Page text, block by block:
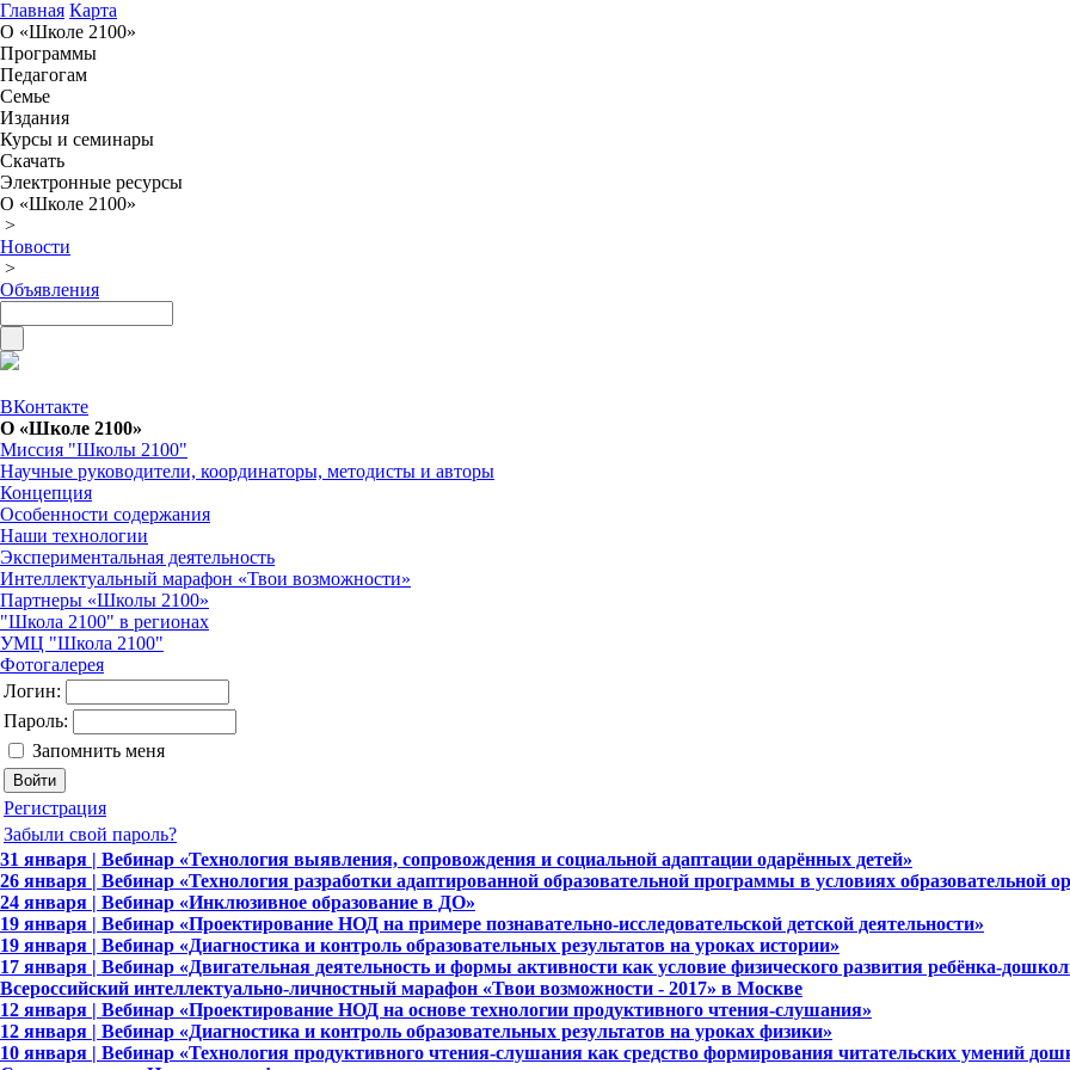
Главная Карта
О «Школе 2100»
Программы
Педагогам
Семье
Издания
Курсы и семинары
Скачать
Электронные ресурсы
О «Школе 2100»
>
Новости
>
Объявления
ВКонтакте
О «Школе 2100»
Миссия "Школы 2100"
Научные руководители, координаторы, методисты и авторы
Концепция
Особенности содержания
Наши технологии
Экспериментальная деятельность
Интеллектуальный марафон «Твои возможности»
Партнеры «Школы 2100»
"Школа 2100" в регионах
УМЦ "Школа 2100"
Фотогалерея
Логин:
Пароль:
Запомнить меня
Регистрация
Забыли свой пароль?
31 января | Вебинар «Технология выявления, сопровождения и социальной адаптации одарённых детей»
26 января | Вебинар «Технология разработки адаптированной образовательной программы в условиях образовательной
24 января | Вебинар «Инклюзивное образование в ДО»
19 января | Вебинар «Проектирование НОД на примере познавательно-исследовательской детской деятельности»
19 января | Вебинар «Диагностика и контроль образовательных результатов на уроках истории»
17 января | Вебинар «Двигательная деятельность и формы активности как условие физического развития ребёнка-
Всероссийский интеллектуально-личностный марафон «Твои возможности - 2017» в Москве
12 января | Вебинар «Проектирование НОД на основе технологии продуктивного чтения-слушания»
12 января | Вебинар «Диагностика и контроль образовательных результатов на уроках физики»
10 января | Вебинар «Технология продуктивного чтения-слушания как средство формирования читательских умений